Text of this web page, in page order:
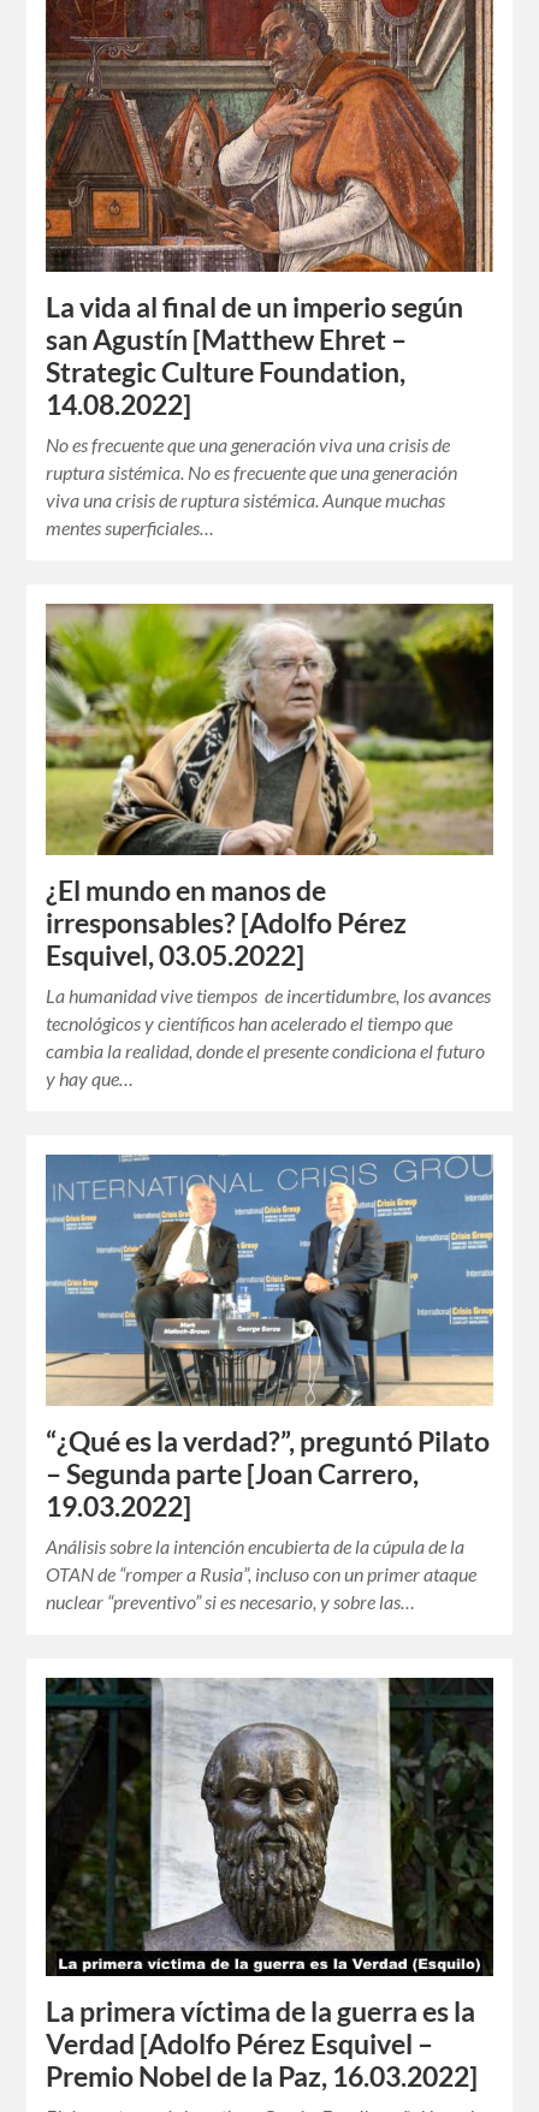
La vida al final de un imperio según
san Agustín [Matthew Ehret –
Strategic Culture Foundation,
14.08.2022]
No es frecuente que una generación viva una crisis de
ruptura sistémica. No es frecuente que una generación
viva una crisis de ruptura sistémica. Aunque muchas
mentes superficiales…
¿El mundo en manos de
irresponsables? [Adolfo Pérez
Esquivel, 03.05.2022]
La humanidad vive tiempos de incertidumbre, los avances
tecnológicos y científicos han acelerado el tiempo que
cambia la realidad, donde el presente condiciona el futuro
y hay que…
“¿Qué es la verdad?”, preguntó Pilato
– Segunda parte [Joan Carrero,
19.03.2022]
Análisis sobre la intención encubierta de la cúpula de la
OTAN de “romper a Rusia”, incluso con un primer ataque
nuclear “preventivo” si es necesario, y sobre las…
La primera víctima de la guerra es la
Verdad [Adolfo Pérez Esquivel –
Premio Nobel de la Paz, 16.03.2022]